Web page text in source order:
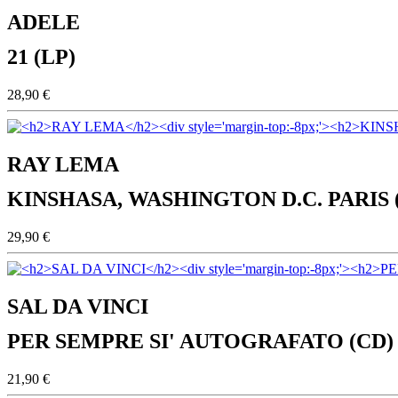
ADELE
21 (LP)
28,90 €
RAY LEMA
KINSHASA, WASHINGTON D.C. PARIS
29,90 €
SAL DA VINCI
PER SEMPRE SI' AUTOGRAFATO (CD)
21,90 €